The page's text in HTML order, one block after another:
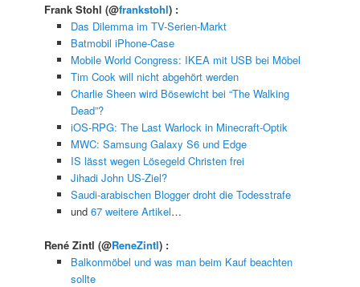
Frank Stohl(@frankstohl) :
Das Dilemma im TV-Serien-Markt
Batmobil iPhone-Case
Mobile World Congress: IKEA mit USB bei Möbel
Tim Cook will nicht abgehört werden
Charlie Sheen wird Bösewicht bei “The Walking
Dead”?
iOS-RPG: The Last Warlock in Minecraft-Optik
MWC: Samsung Galaxy S6 und Edge
IS lässt wegen Lösegeld Christen frei
Jihadi John US-Ziel?
Saudi-arabischen Blogger droht die Todesstrafe
und 67 weitere Artikel…
René Zintl(@ReneZintl) :
Balkonmöbel und was man beim Kauf beachten
sollte